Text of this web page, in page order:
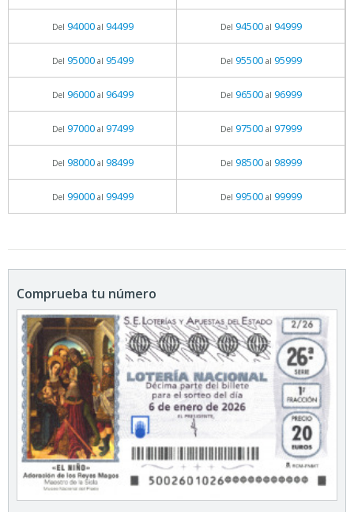
Del 94000al 94499 Del 94500al 94999
Del 95000al 95499 Del 95500al 95999
Del 96000al 96499 Del 96500al 96999
Del 97000al 97499 Del 97500al 97999
Del 98000al 98499 Del 98500al 98999
Del 99000al 99499 Del 99500al 99999
Comprueba tu número